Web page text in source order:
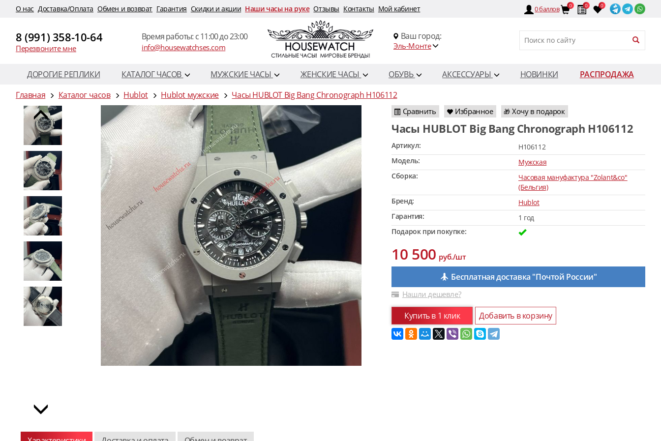
O нас Доставка/Оплата Обмен и возврат Гарантия Скидки и акции Наши часы на руке Отзывы Контакты Мой кабинет 0баллов 0 0 0
8 (991) 358-10-64
Перезвоните мне
Время работы: c 11:00 до 23:00
info@housewatchses.com
Ваш город:
Эль-Монте
ДОРОГИЕ РЕПЛИКИ КАТАЛОГ ЧАСОВ МУЖСКИЕ ЧАСЫ ЖЕНСКИЕ ЧАСЫ ОБУВЬ АКСЕССУАРЫ НОВИНКИ
РАСПРОДАЖА
Главная
Каталог часов Hublot Hublot мужские Часы HUBLOT Big Bang Chronograph H106112
Сравнить Избранное 🎁 Хочу в подарок
Часы HUBLOT Big Bang Chronograph H106112
Артикул:
H106112
Модель:
Мужская
Сборка:
Часовая мануфактура "Zolant&co"
(Бельгия)
Бренд:
Hublot
Гарантия:
1 год
Подарок при покупке:
10 500руб./шт
Бесплатная доставка "Почтой России"
Нашли дешевле?
Купить в 1 клик Добавить в корзину